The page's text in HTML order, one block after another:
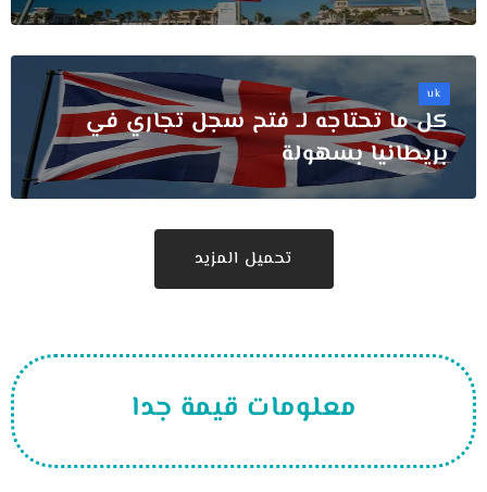
uk
كل ما تحتاجه لـ فتح سجل تجاري في
بريطانيا بسهولة
تحميل المزيد
معلومات قيمة جدا